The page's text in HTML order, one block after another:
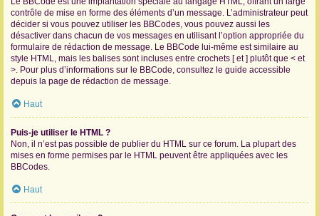
contrôle de mise en forme des éléments d’un message. L’administrateur peut
décider si vous pouvez utiliser les BBCodes, vous pouvez aussi les
désactiver dans chacun de vos messages en utilisant l’option appropriée du
formulaire de rédaction de message. Le BBCode lui-même est similaire au
style HTML, mais les balises sont incluses entre crochets [ et ] plutôt que < et
>. Pour plus d’informations sur le BBCode, consultez le guide accessible
depuis la page de rédaction de message.
Haut
Puis-je utiliser le HTML ?
Non, il n’est pas possible de publier du HTML sur ce forum. La plupart des
mises en forme permises par le HTML peuvent être appliquées avec les
BBCodes.
Haut